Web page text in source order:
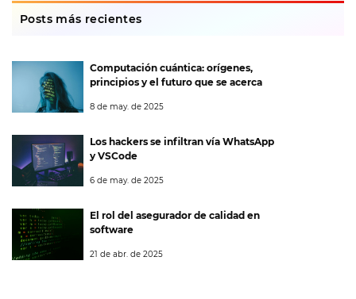
Posts más recientes
Computación cuántica: orígenes,
principios y el futuro que se acerca
8 de may. de 2025
Los hackers se infiltran vía WhatsApp
y VSCode
6 de may. de 2025
El rol del asegurador de calidad en
software
21 de abr. de 2025